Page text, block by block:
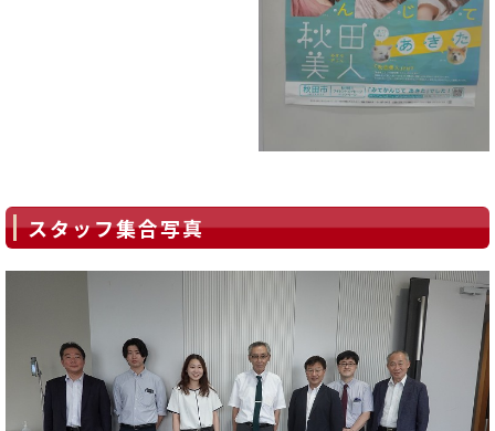
スタッフ集合写真